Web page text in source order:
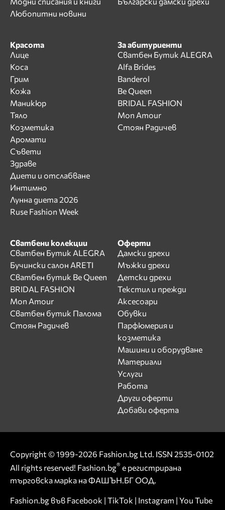
Любопитни новини
Красота
Лице
Коса
Грим
Кожа
Маникюр
Тяло
Козметика
Аромати
Съвети
Здраве
Диети и отслабване
Интимно
Лунна диета 2026
Ruse Fashion Week
За абитуриенти
Сватбен Бутик ALEGRA
Alfa Brides
Banderol
Be Queen
BRIDAL FASHION
Mon Amour
Стоян Радичев
Сватбени колекции
Сватбен Бутик ALEGRA
Бучински салон ARETI
Сватбен бутик Be Queen
BRIDAL FASHION
Mon Amour
Сватбен бутик Палома
Стоян Радичев
Оферти
Дамски дрехи
Мъжки дрехи
Детски дрехи
Текстил и прежди
Аксесоари
Обувки
Парфюмерия и
козметика
Машини и оборудване
Материали
Услуги
Работа
Други оферти
Добави оферта
Copyright © 1999-2026 Fashion.bg Ltd. ISSN 2535-0102
All rights reserved! Fashion.bg® е регистрирана
търговска марка на ФАШЪН.БГ ООД.
Fashion.bg във Facebook | TikTok | Instagram | You Tube